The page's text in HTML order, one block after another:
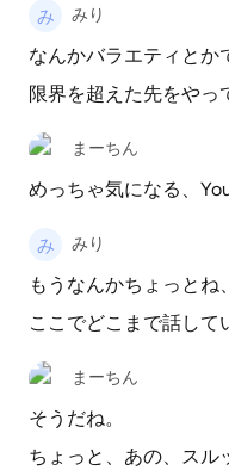
みり
なんかバラエティとか
限界を超えた先をやっ
まーちん
めっちゃ気になる、
みり
もうなんかちょっとね、
ここでどこまで話して
まーちん
そうだね。
ちょっと、あの、スル